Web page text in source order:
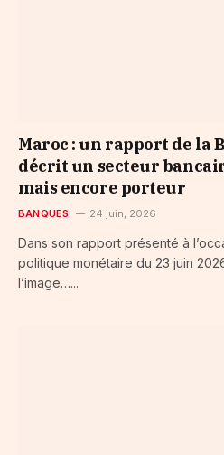
Maroc : un rapport de la
décrit un secteur
mais encore porteur
BANQUES 24 juin, 2026
Dans son rapport présenté à
politique monétaire du 23 juin
l’image…...